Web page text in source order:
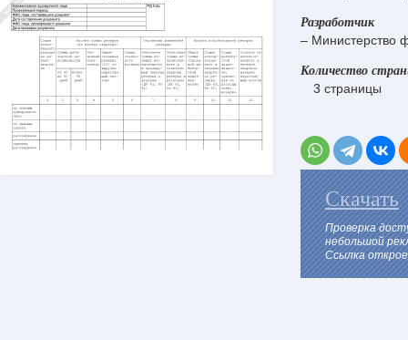
Разработчик
– Министерство
Количество
3 страницы
Скачать
Проверка
небольшой
Ссылка